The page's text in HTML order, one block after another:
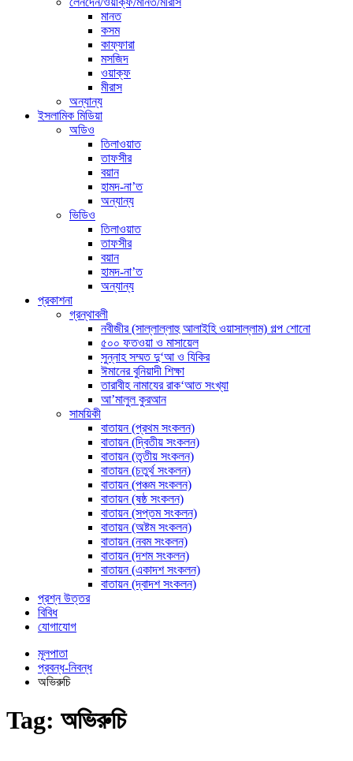
মানত
কসম
কাফ্ফারা
মসজিদ
ওয়াক্ফ
মীরাস
অন্যান্য
ইসলামিক মিডিয়া
অডিও
তিলাওয়াত
তাফসীর
বয়ান
হামদ-না’ত
অন্যান্য
ভিডিও
তিলাওয়াত
তাফসীর
বয়ান
হামদ-না’ত
অন্যান্য
প্রকাশনা
গ্রন্থাবলী
নবীজীর (সাল্লাল্লাহু আলাইহি ওয়াসাল্লাম) গল্প শোনো
৫০০ ফতওয়া ও মাসায়েল
সুন্নাহ সম্মত দু‘আ ও যিকির
ঈমানের বুনিয়াদী শিক্ষা
তারাবীহ নামাযের রাক‘আত সংখ্যা
আ’মালুল কুরআন
সাময়িকী
বাতায়ন (প্রথম সংকলন)
বাতায়ন (দ্বিতীয় সংকলন)
বাতায়ন (তৃতীয় সংকলন)
বাতায়ন (চতুর্থ সংকলন)
বাতায়ন (পঞ্চম সংকলন)
বাতায়ন (ষষ্ঠ সংকলন)
বাতায়ন (সপ্তম সংকলন)
বাতায়ন (অষ্টম সংকলন)
বাতায়ন (নবম সংকলন)
বাতায়ন (দশম সংকলন)
বাতায়ন (একাদশ সংকলন)
বাতায়ন (দ্বাদশ সংকলন)
প্রশ্ন উত্তর
বিবিধ
যোগাযোগ
মূলপাতা
প্রবন্ধ-নিবন্ধ
অভিরুচি
Tag: অভিরুচি